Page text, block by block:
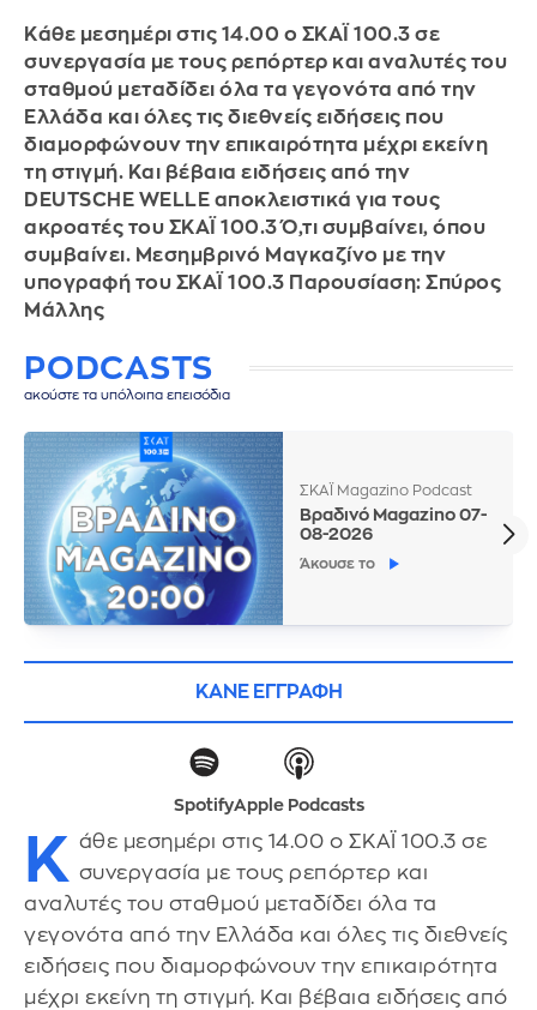
Κάθε μεσημέρι στις 14.00 ο ΣΚΑΪ 100.3 σε
συνεργασία με τους ρεπόρτερ και αναλυτές του
σταθμού μεταδίδει όλα τα γεγονότα από την
Ελλάδα και όλες τις διεθνείς ειδήσεις που
διαμορφώνουν την επικαιρότητα μέχρι εκείνη
τη στιγμή. Και βέβαια ειδήσεις από την
DEUTSCHE WELLE αποκλειστικά για τους
ακροατές του ΣΚΑΪ 100.3 Ό,τι συμβαίνει, όπου
συμβαίνει. Μεσημβρινό Μαγκαζίνο με την
υπογραφή του ΣΚΑΪ 100.3 Παρουσίαση: Σπύρος
Μάλλης
PODCASTS
ακούστε τα υπόλοιπα επεισόδια
ΣΚΑΪ Magazino Podcast
Βραδινό Magazino 07-
08-2026
Άκουσε το
ΚΑΝΕ ΕΓΓΡΑΦΗ
SpotifyApple Podcasts
Κ άθε μεσημέρι στις 14.00 ο ΣΚΑΪ 100.3 σε
συνεργασία με τους ρεπόρτερ και
αναλυτές του σταθμού μεταδίδει όλα τα
γεγονότα από την Ελλάδα και όλες τις διεθνείς
ειδήσεις που διαμορφώνουν την επικαιρότητα
μέχρι εκείνη τη στιγμή. Και βέβαια ειδήσεις από